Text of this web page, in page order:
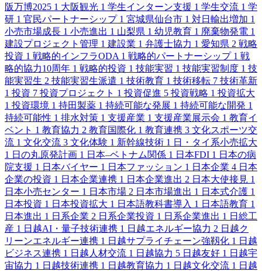
阪万博2025 1 大阪観光 1 学生インターン支援 1 学生交流 1 学
研 1 官民パートナーシップ 1 宮城県仙台市 1 対日輸出増加 1
小売市場成長 1 小売進出 1 山梨県 1 幼児教育 1 廃棄物発電 1
建設プロジェクト管理 1 建設業 1 弁護士協力 1 愛知県 2 戦略
投資 1 戦略的インフラODA 1 戦略的パートナーシップ 1 戦
略的協力10周年 1 戦略的投資 1 技能実習 1 技能実習制度 1 技
能実習生 2 技能実習生派遣 1 技術教育 1 技術移転 7 技術革新
1 投資 7 投資プロジェクト 1 投資促進 5 投資戦略 1 投資拡大
1 投資環境 1 持田製薬 1 持続可能な発展 1 持続可能な開発 1
持続可能性 1 排水対策 1 支援産業 1 支援産業展示会 1 教育イ
ベント 1 教育協力 2 教育国際化 1 教育連携 3 文化スポーツ交
流 1 文化交流 3 文化体験 1 新幹線技術 1 日・タイ系小売拡大
1 日の丸原発計画 1 日本–ベトナム関係 1 日本FDI 1 日本の病
院支援 1 日本バイヤー 1 日本ファッション 1 日本企業 4 日本
企業の投資 1 日本企業連携 1 日本企業進出 2 日本大使接見 1
日本小売センター 1 日本市場 2 日本市場進出 1 日本式介護 1
日本投資 1 日本投資拡大 1 日本語教科書導入 1 日本語教育 1
日本進出 1 日系企業 2 日系企業投資 1 日系企業進出 1 日総工
産 1 日越AI・量子技術連携 1 日越エネルギー協力 2 日越ク
リーンエネルギー連携 1 日越サプライチェーン強靱化 1 日越
ビジネス連携 1 日越人材交流 1 日越協力 5 日越友好 1 日越宇
宙協力 1 日越技術連携 1 日越教育協力 1 日越文化交流 1 日越